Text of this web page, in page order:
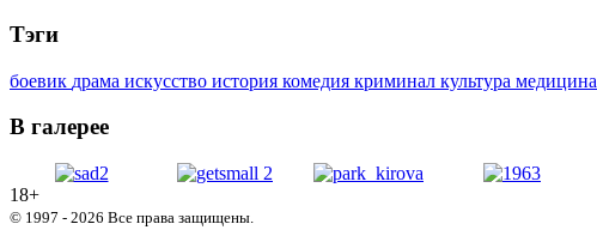
Тэги
боевик драма искусство история комедия криминал культура медицина
В галерее
18+
© 1997 - 2026 Все права защищены.